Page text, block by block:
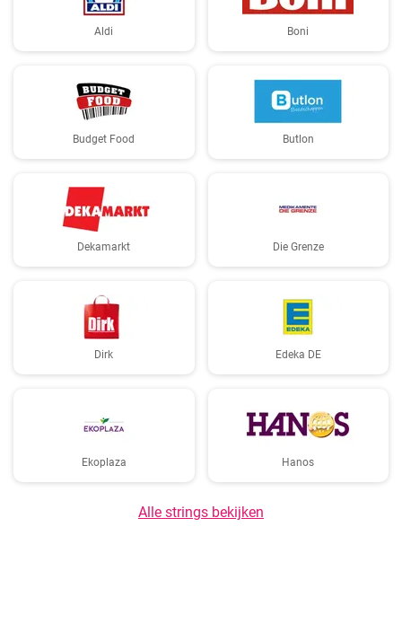
Aldi Boni
Budget Food Butlon
Dekamarkt Die Grenze
Dirk Edeka DE
Ekoplaza Hanos
Alle strings bekijken